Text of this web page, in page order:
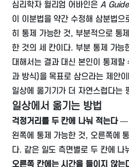
심리학자 윌리엄 어바인은 A
이 이분법을 약간 수정해 삼분법으
히 통제 가능한 것, 부분적으로 통
한 것의 세 칸이다. 부분 통제 가능
대해서는 결과 대신 본인이 통제
과 방식)을 목표로 삼으라는 제안
일상에 옮기기가 더 자연스럽다는
일상에서 옮기는 방법
걱정거리를 두 칸에 나눠 적는다—
왼쪽에 통제 가능한 것, 오른쪽에
다. 같은 일도 측면별로 두 칸에 나
오른쪽 칸에는 시간을 들이지 않는